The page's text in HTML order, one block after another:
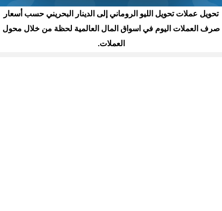
تحويل عملات تحويل الليو الروماني إلى الدينار البحريني حسب أسعار
صرف العملات اليوم في اسواق المال العالمية لحظة من خلال محول
العملات.